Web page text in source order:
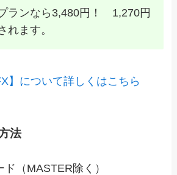
ランなら3,480円！ 1,270円
れます。
】について詳しくはこちら
法
ド（MASTER除く）